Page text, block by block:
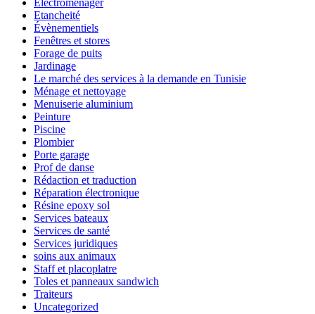
Électroménager
Etancheité
Évènementiels
Fenêtres et stores
Forage de puits
Jardinage
Le marché des services à la demande en Tunisie
Ménage et nettoyage
Menuiserie aluminium
Peinture
Piscine
Plombier
Porte garage
Prof de danse
Rédaction et traduction
Réparation électronique
Résine epoxy sol
Services bateaux
Services de santé
Services juridiques
soins aux animaux
Staff et placoplatre
Toles et panneaux sandwich
Traiteurs
Uncategorized